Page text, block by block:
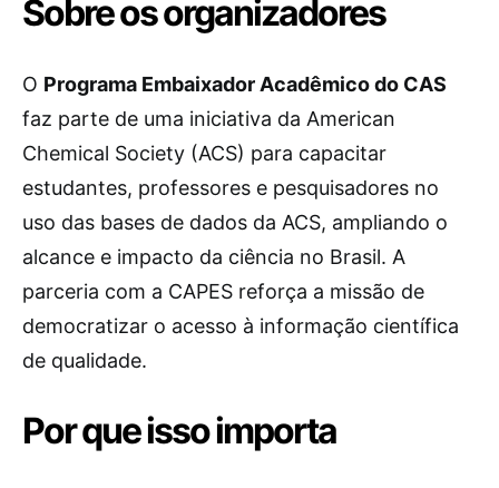
Sobre os organizadores
O Programa Embaixador Acadêmico do CAS
faz parte de uma iniciativa da American
Chemical Society (ACS) para capacitar
estudantes, professores e pesquisadores no
uso das bases de dados da ACS, ampliando o
alcance e impacto da ciência no Brasil. A
parceria com a CAPES reforça a missão de
democratizar o acesso à informação científica
de qualidade.
Por que isso importa